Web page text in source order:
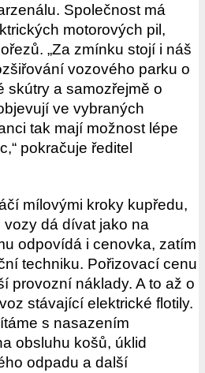
Společnost má
motorových pil,
„Za zmínku stojí i náš
vozového parku o
skútry a samozřejmě o
ve vybraných
tak mají možnost lépe
pokračuje ředitel
mílovými kroky kupředu,
dá dívat jako na
odpovídá i cenovka, zatím
techniku. Pořizovací cenu
provozní náklady. A to až o
stávající elektrické flotily.
s nasazením
obsluhu košů, úklid
odpadu a další